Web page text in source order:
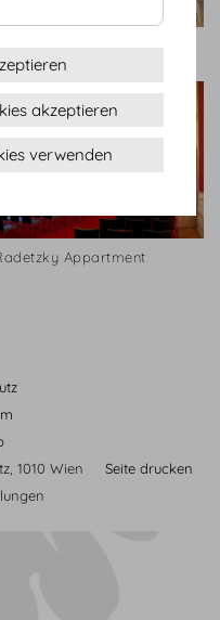
Appartment
1010 Wien
Seite drucken
akzeptieren
verwenden